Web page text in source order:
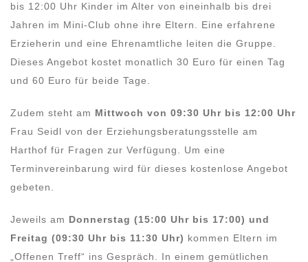
bis 12:00 Uhr Kinder im Alter von eineinhalb bis drei
Jahren im Mini-Club ohne ihre Eltern. Eine erfahrene
Erzieherin und eine Ehrenamtliche leiten die Gruppe.
Dieses Angebot kostet monatlich 30 Euro für einen Tag
und 60 Euro für beide Tage.
Zudem steht am Mittwoch von 09:30 Uhr bis 12:00 Uhr
Frau Seidl von der Erziehungsberatungsstelle am
Harthof für Fragen zur Verfügung. Um eine
Terminvereinbarung wird für dieses kostenlose Angebot
gebeten.
Jeweils am Donnerstag (15:00 Uhr bis 17:00) und
Freitag (09:30 Uhr bis 11:30 Uhr) kommen Eltern im
„Offenen Treff“ ins Gespräch. In einem gemütlichen